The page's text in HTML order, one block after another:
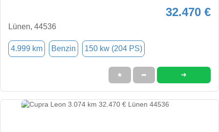
32.470 €
Lünen, 44536
4.999 km Benzin 150 kw (204 PS)
★ ➦ ➜